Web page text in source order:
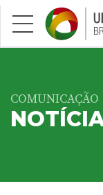
Saltar para
COMUNICAÇÃO